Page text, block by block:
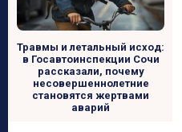
Травмы и летальный исход:
в Госавтоинспекции Сочи
рассказали, почему
несовершеннолетние
становятся жертвами
аварий